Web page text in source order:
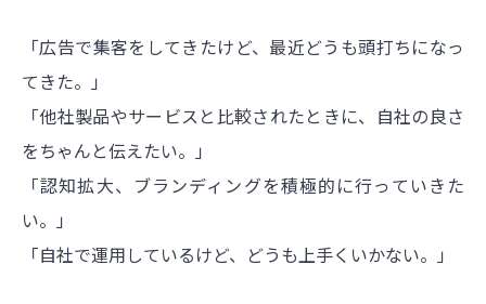
「広告で集客をしてきたけど、最近どうも頭打ちになっ
てきた。」
「他社製品やサービスと比較されたときに、自社の良さ
をちゃんと伝えたい。」
「認知拡大、ブランディングを積極的に行っていきた
い。」
「自社で運用しているけど、どうも上手くいかない。」